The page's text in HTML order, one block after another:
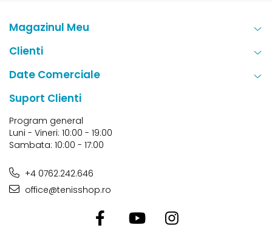
Magazinul Meu
Clienti
Date Comerciale
Suport Clienti
Program general
Luni - Vineri: 10:00 - 19:00
Sambata: 10:00 - 17:00
+4 0762.242.646
office@tenisshop.ro